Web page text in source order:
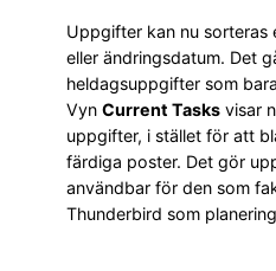
Uppgifter kan nu sorteras
eller ändringsdatum. Det
heldagsuppgifter som
Vyn Current Tasks visar
uppgifter, i stället för att
färdiga poster. Det gör
användbar för den som
Thunderbird som